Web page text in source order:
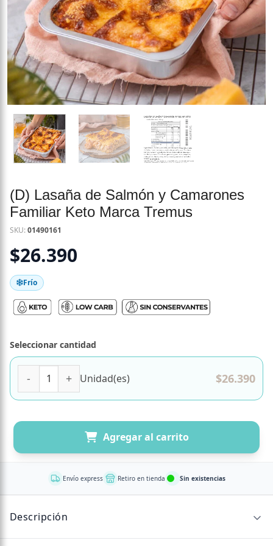
(D) Lasaña de Salmón y Camarones
Familiar Keto Marca Tremus
SKU:01490161
$26.390
Frío
Seleccionar cantidad
Unidad(es) $26.390
Agregar al carrito
Envío express Retiro en tienda Sin existencias
Descripción